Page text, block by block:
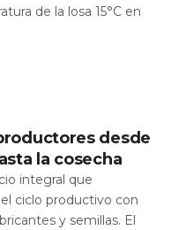
de la losa 15°C en
desde
la cosecha
integral que
ciclo productivo con
y semillas. El